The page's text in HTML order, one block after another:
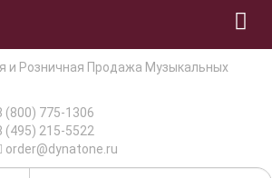
(800) 775-1306
(495) 215-5522
order@dynatone.ru